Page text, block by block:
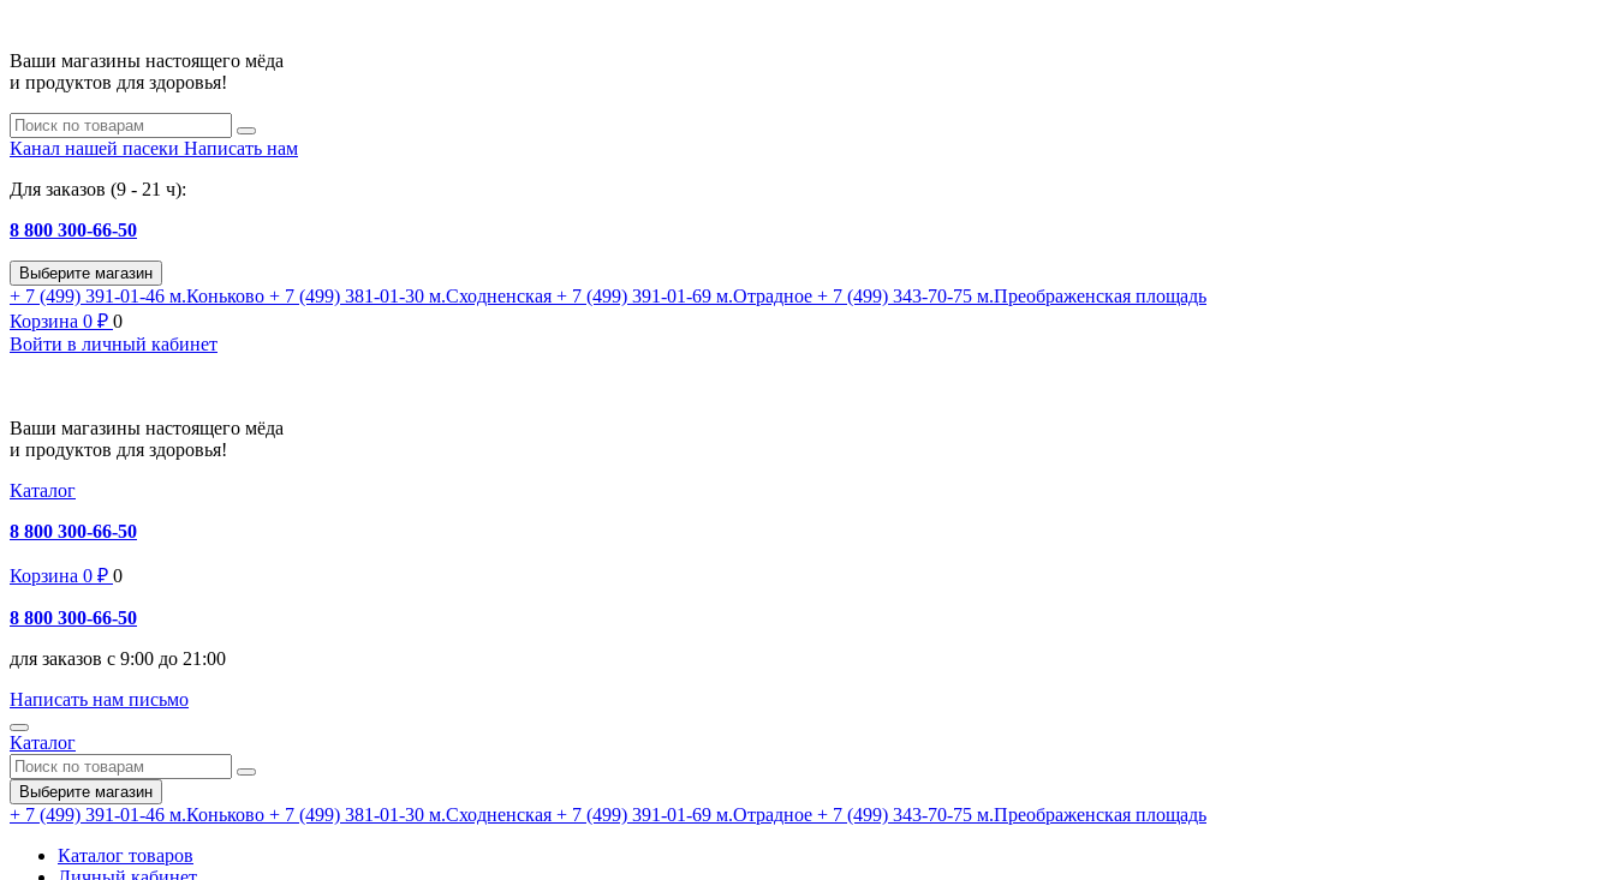
Ваши магазины настоящего мёда
и продуктов для здоровья!
Канал нашей пасеки Написать нам
Для заказов (9 - 21 ч):
8 800 300-66-50
Выберите магазин
+ 7 (499) 391-01-46 м.Коньково + 7 (499) 381-01-30 м.Сходненская + 7 (499) 391-01-69 м.Отрадное + 7 (499) 343-70-75 м.Преображенская площадь
Корзина 0 ₽ 0
Войти в личный кабинет
Ваши магазины настоящего мёда
и продуктов для здоровья!
Каталог
8 800 300-66-50
Корзина 0 ₽ 0
8 800 300-66-50
для заказов с 9:00 до 21:00
Написать нам письмо
Каталог
Выберите магазин
+ 7 (499) 391-01-46 м.Коньково + 7 (499) 381-01-30 м.Сходненская + 7 (499) 391-01-69 м.Отрадное + 7 (499) 343-70-75 м.Преображенская площадь
Каталог товаров